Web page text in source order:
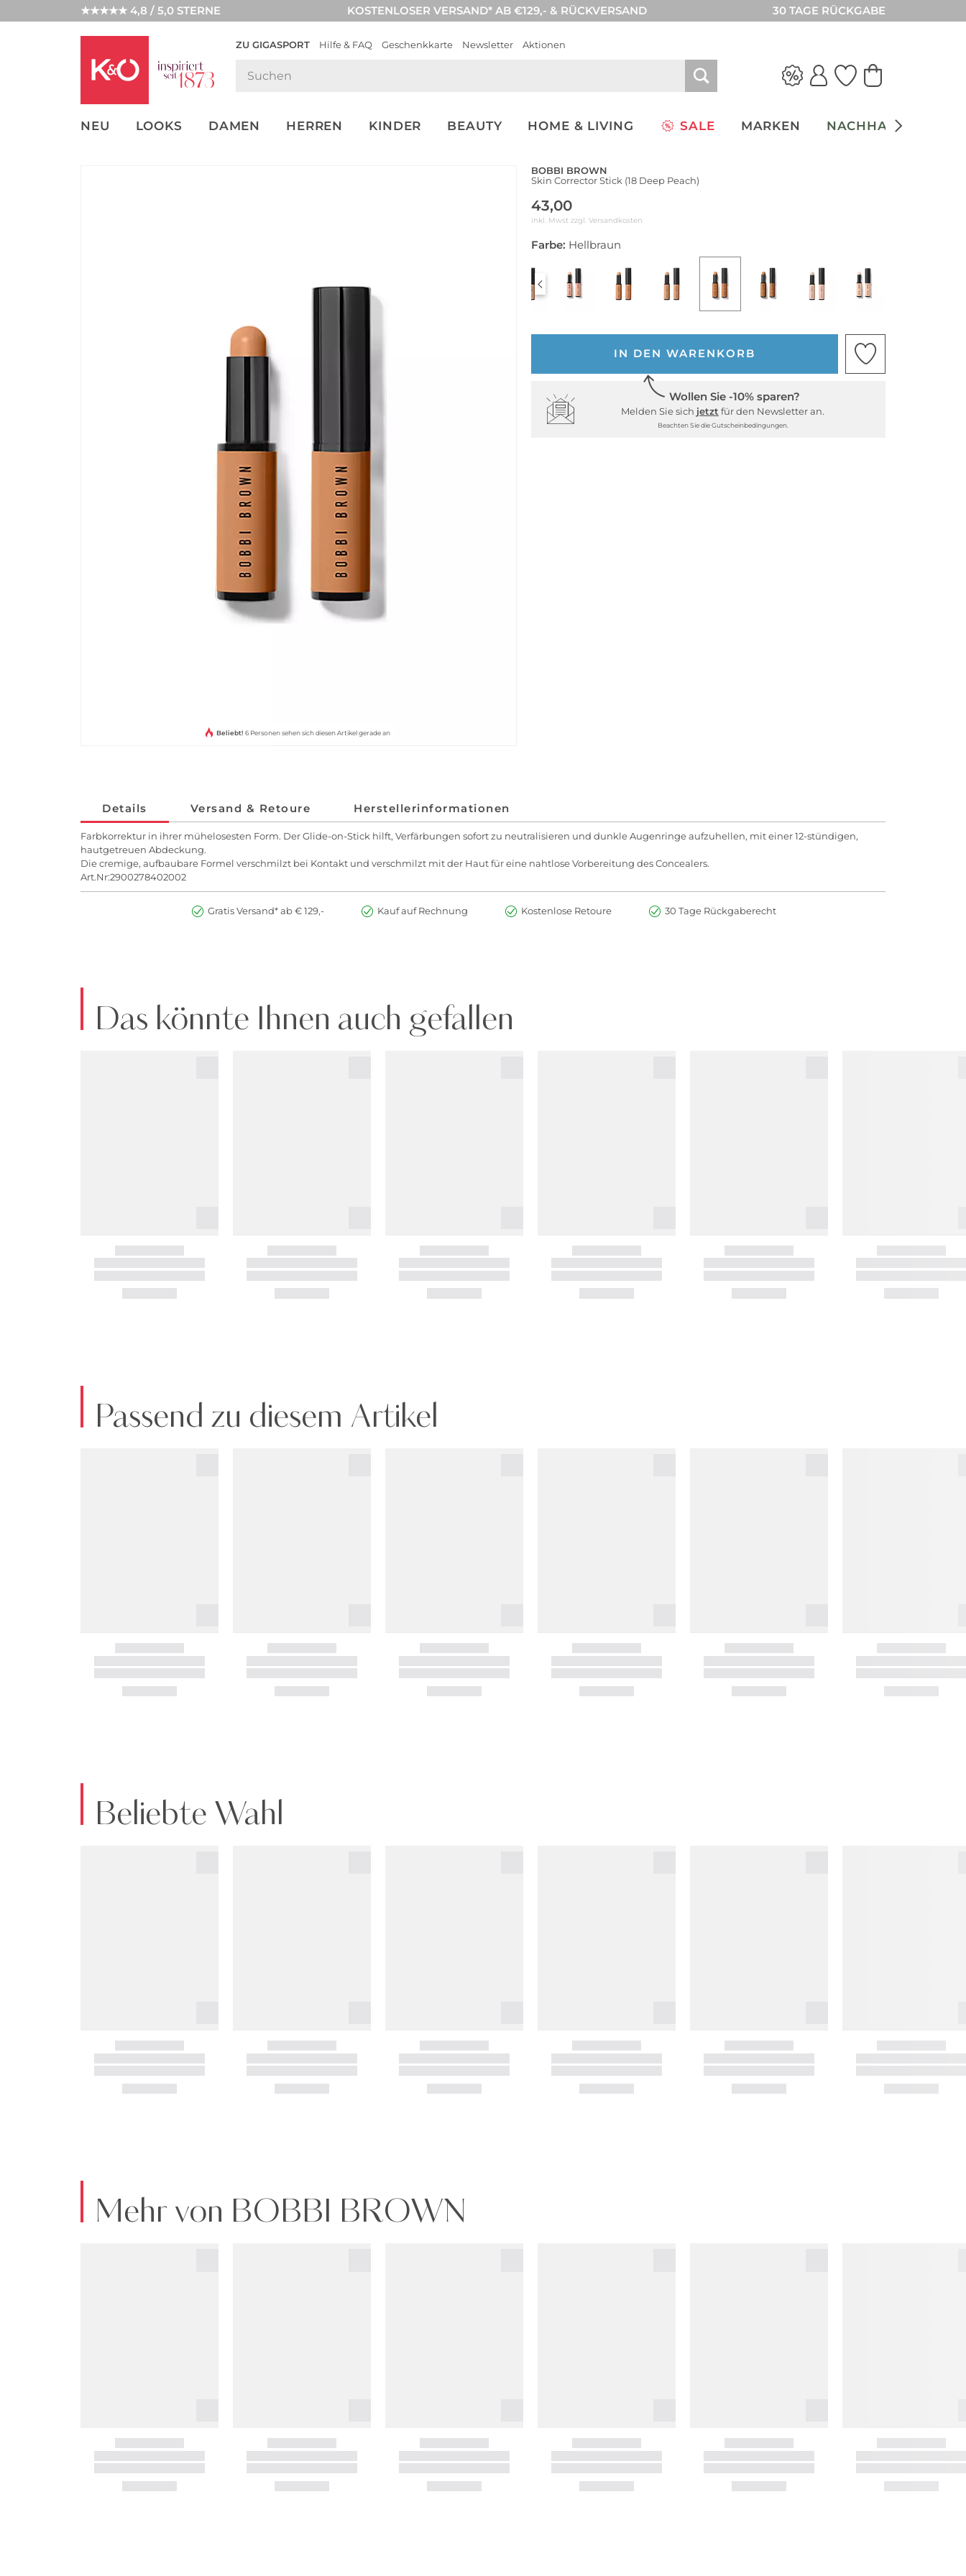
★★★★★ 4,8 / 5,0 STERNE KOSTENLOSER VERSAND* AB €129,- & RÜCKVERSAND 30 TAGE RÜCKGABE
ZU GIGASPORT Hilfe & FAQ Geschenkkarte Newsletter Aktionen
NEU LOOKS DAMEN HERREN KINDER BEAUTY HOME & LIVING SALE MARKEN NACHHALTIGKEIT
NEW IN
WEDDING
Beliebt! 6 Personen sehen sich diesen Artikel gerade an
BOBBI BROWN
Skin Corrector Stick (18 Deep Peach)
43,00
inkl. Mwst zzgl. Versandkosten
Farbe: Hellbraun
IN DEN WARENKORB
Wollen Sie -10% sparen?
Melden Sie sich jetzt für den Newsletter an.
Beachten Sie die Gutscheinbedingungen.
Details Versand & Retoure Herstellerinformationen
Farbkorrektur in ihrer mühelosesten Form. Der Glide-on-Stick hilft, Verfärbungen sofort zu neutralisieren und dunkle Augenringe aufzuhellen, mit einer 12-stündigen,
hautgetreuen Abdeckung.
Die cremige, aufbaubare Formel verschmilzt bei Kontakt und verschmilzt mit der Haut für eine nahtlose Vorbereitung des Concealers.
Art.Nr:2900278402002
Gratis Versand* ab € 129,- Kauf auf Rechnung Kostenlose Retoure 30 Tage Rückgaberecht
Das könnte Ihnen auch gefallen
Passend zu diesem Artikel
Beliebte Wahl
Mehr von BOBBI BROWN